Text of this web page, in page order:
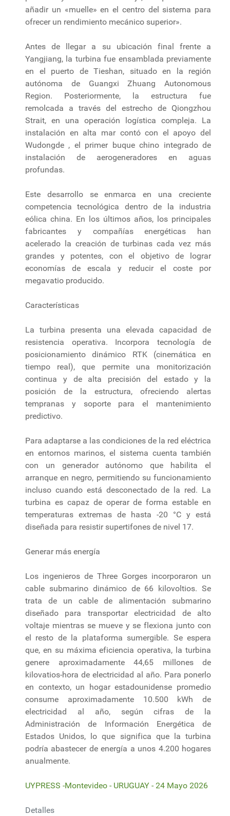
añadir un «muelle» en el centro del sistema para
ofrecer un rendimiento mecánico superior».
Antes de llegar a su ubicación final frente a
Yangjiang, la turbina fue ensamblada previamente
en el puerto de Tieshan, situado en la región
autónoma de Guangxi Zhuang Autonomous
Region. Posteriormente, la estructura fue
remolcada a través del estrecho de Qiongzhou
Strait, en una operación logística compleja. La
instalación en alta mar contó con el apoyo del
Wudongde , el primer buque chino integrado de
instalación de aerogeneradores en aguas
profundas.
Este desarrollo se enmarca en una creciente
competencia tecnológica dentro de la industria
eólica china. En los últimos años, los principales
fabricantes y compañías energéticas han
acelerado la creación de turbinas cada vez más
grandes y potentes, con el objetivo de lograr
economías de escala y reducir el coste por
megavatio producido.
Características
La turbina presenta una elevada capacidad de
resistencia operativa. Incorpora tecnología de
posicionamiento dinámico RTK (cinemática en
tiempo real), que permite una monitorización
continua y de alta precisión del estado y la
posición de la estructura, ofreciendo alertas
tempranas y soporte para el mantenimiento
predictivo.
Para adaptarse a las condiciones de la red eléctrica
en entornos marinos, el sistema cuenta también
con un generador autónomo que habilita el
arranque en negro, permitiendo su funcionamiento
incluso cuando está desconectado de la red. La
turbina es capaz de operar de forma estable en
temperaturas extremas de hasta -20 °C y está
diseñada para resistir supertifones de nivel 17.
Generar más energía
Los ingenieros de Three Gorges incorporaron un
cable submarino dinámico de 66 kilovoltios. Se
trata de un cable de alimentación submarino
diseñado para transportar electricidad de alto
voltaje mientras se mueve y se flexiona junto con
el resto de la plataforma sumergible. Se espera
que, en su máxima eficiencia operativa, la turbina
genere aproximadamente 44,65 millones de
kilovatios-hora de electricidad al año. Para ponerlo
en contexto, un hogar estadounidense promedio
consume aproximadamente 10.500 kWh de
electricidad al año, según cifras de la
Administración de Información Energética de
Estados Unidos, lo que significa que la turbina
podría abastecer de energía a unos 4.200 hogares
anualmente.
UYPRESS -Montevideo - URUGUAY - 24 Mayo 2026
Detalles